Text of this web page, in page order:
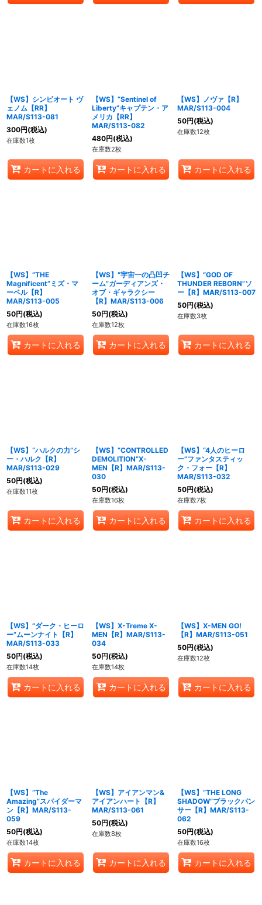
【WS】シンビオート ヴ
ェノム【RR】
MAR/S113-081
300円(税込)
在庫数1枚
カートに入れる
【WS】“Sentinel of
Liberty”キャプテン・ア
メリカ【RR】
MAR/S113-082
480円(税込)
在庫数2枚
カートに入れる
【WS】ノヴァ【R】
MAR/S113-004
50円(税込)
在庫数12枚
カートに入れる
【WS】“THE
Magnificent”ミズ・マ
ーベル【R】
MAR/S113-005
50円(税込)
在庫数16枚
カートに入れる
【WS】“宇宙一の凸凹チ
ーム”ガーディアンズ・
オブ・ギャラクシー
【R】MAR/S113-006
50円(税込)
在庫数12枚
カートに入れる
【WS】“GOD OF
THUNDER REBORN”ソ
ー【R】MAR/S113-007
50円(税込)
在庫数3枚
カートに入れる
【WS】“ハルクの力”シ
ー・ハルク【R】
MAR/S113-029
50円(税込)
在庫数11枚
カートに入れる
【WS】“CONTROLLED
DEMOLITION”X-
MEN【R】MAR/S113-
030
50円(税込)
在庫数16枚
カートに入れる
【WS】“4人のヒーロ
ー”ファンタスティッ
ク・フォー【R】
MAR/S113-032
50円(税込)
在庫数7枚
カートに入れる
【WS】“ダーク・ヒーロ
ー”ムーンナイト【R】
MAR/S113-033
50円(税込)
在庫数14枚
カートに入れる
【WS】X-Treme X-
MEN【R】MAR/S113-
034
50円(税込)
在庫数14枚
カートに入れる
【WS】X-MEN GO!
【R】MAR/S113-051
50円(税込)
在庫数12枚
カートに入れる
【WS】“The
Amazing”スパイダーマ
ン【R】MAR/S113-
059
50円(税込)
在庫数14枚
カートに入れる
【WS】アイアンマン&
アイアンハート【R】
MAR/S113-061
50円(税込)
在庫数8枚
カートに入れる
【WS】“THE LONG
SHADOW”ブラックパン
サー【R】MAR/S113-
062
50円(税込)
在庫数16枚
カートに入れる